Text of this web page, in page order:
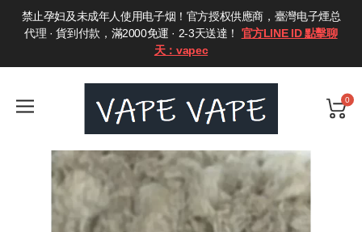
禁止孕妇及未成年人使用电子烟！官方授权供應商，臺灣电子煙总
代理 · 貨到付款，滿2000免運 · 2-3天送達！ 官方LINE ID 點擊聊
天：vapec
0